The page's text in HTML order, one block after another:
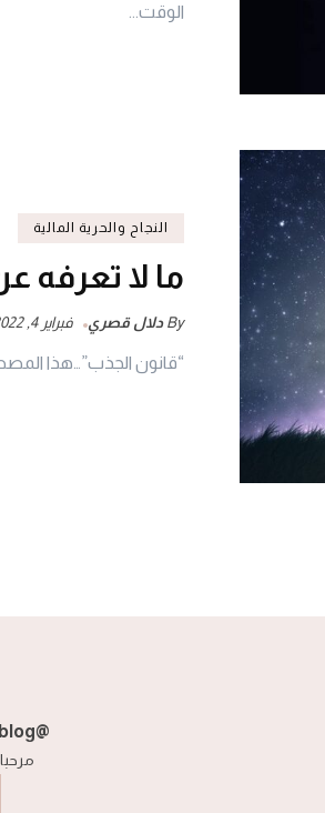
الوقت...
النجاح والحرية المالية
ما لا تعرفه
By دلال قصري فبراير 4, 2022
“قانون الجذب”…هذا
@cozy_thoughts_blog